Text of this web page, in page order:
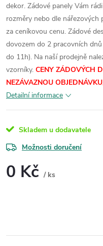
dekor. Zádové panely Vám
rozměry nebo dle nářezových
za ceníkovou cenu. Zádové
dovozem do 2 pracovních
do 11h). Na naší prodejně
vzorníky. CENY ZÁDOVÝCH
NEZÁVAZNOU
Detailní informace
Skladem u dodavatele
Možnosti doručení
0 Kč / ks